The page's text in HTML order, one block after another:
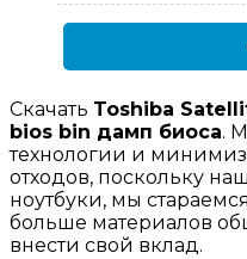
Скачать Toshiba
bios bin дамп биоса.
технологии и
отходов, поскольку
ноутбуки, мы
больше материалов
внести свой вклад.